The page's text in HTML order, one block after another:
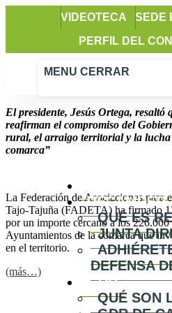
VIDEOTECA
SEDE
PERFIL DEL
MENU CERRAR
RECAMDER
QUÉ ES
JUNTA
DEFENSA
GDR
QUÉ SON
El presidente, Jesús Ortega, resaltó
reafirman el compromiso del
rural, el arraigo territorial y la
comarca”
La Federación de Asociaciones para
Tajo-Tajuña (FADETA) ha firmado
por un importe cercano a los
Ayuntamientos de la comarca que
en el territorio.
(más…)